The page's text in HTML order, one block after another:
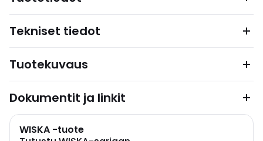
Tekniset tiedot
Tuotekuvaus
Dokumentit ja linkit
WISKA -tuote